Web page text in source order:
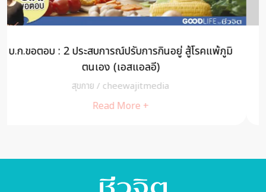
DOS & DON’TS ช่วยสมองไบรท์ ห่างไกลอัลไซเมอร์
สุขกาย/cheewajitmedia
Read More +